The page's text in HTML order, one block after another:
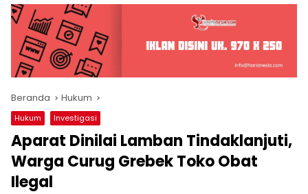
Beranda Hukum
Hukum Investigasi
Aparat Dinilai Lamban Tindaklanjuti,
Warga Curug Grebek Toko Obat
Ilegal